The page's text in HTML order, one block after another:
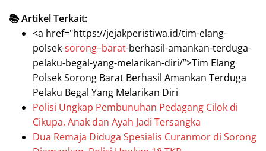
📚 Artikel Terkait:
<a href="https://jejakperistiwa.id/tim-elang-
polsek-sorong–barat-berhasil-amankan-terduga-
pelaku-begal-yang-melarikan-diri/”>Tim Elang
Polsek Sorong Barat Berhasil Amankan Terduga
Pelaku Begal Yang Melarikan Diri
Polisi Ungkap Pembunuhan Pedagang Cilok di
Cikupa, Anak dan Ayah Jadi Tersangka
Dua Remaja Diduga Spesialis Curanmor di Sorong